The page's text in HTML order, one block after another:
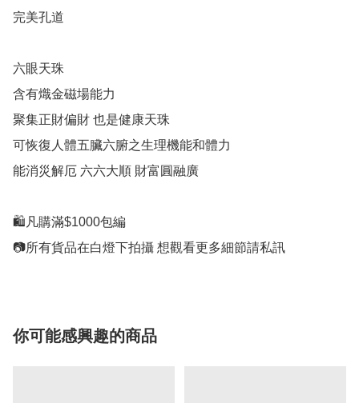
完美孔道
六眼天珠
含有熾金磁場能力
聚集正財偏財 也是健康天珠
可恢復人體五臟六腑之生理機能和體力
能消災解厄 六六大順 財富圓融廣
🛍凡購滿$1000包編
📷所有貨品在白燈下拍攝 想觀看更多細節請私訊
你可能感興趣的商品